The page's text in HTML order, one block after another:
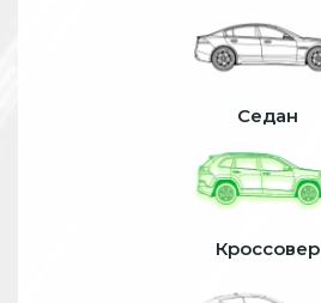
Седан
Кроссовер